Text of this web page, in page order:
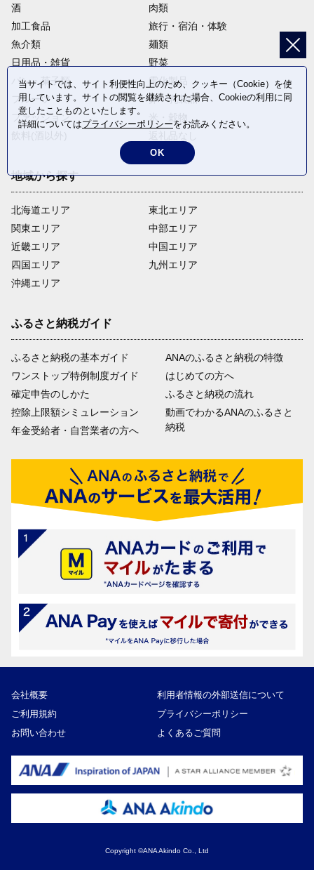
酒
肉類
加工食品
旅行・宿泊・体験
魚介類
麺類
日用品・雑貨
野菜
パン・菓子類
電化製品
フルーツ
卵・乳製品
ファッション
地域から探す
北海道エリア
関東エリア
近畿エリア
四国エリア
沖縄エリア
東北エリア
中部エリア
中国エリア
九州エリア
ふるさと納税ガイド
ふるさと納税の基本ガイド
ワンストップ特例制度ガイド
確定申告のしかた
控除上限額シミュレーション
年金受給者・自営業者の方へ
ANAのふるさと納税の特徴
はじめての方へ
ふるさと納税の流れ
動画でわかるANAのふるさと
納税
会社概要
利用者情報の外部送信について
ご利用規約
プライバシーポリシー
お問い合わせ
よくあるご質問
Copyright ©ANA Akindo Co., Ltd
当サイトでは、サイト利便性向上のため、クッキー（Cookie）を使
用しています。サイトの閲覧を継続された場合、Cookieの利用に同
意したことものといたします。
詳細についてはプライバシーポリシーをお読みください。
OK